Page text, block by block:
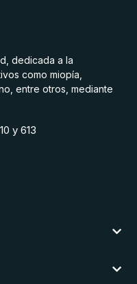
dedicada a la
como miopía,
entre otros, mediante
y 613